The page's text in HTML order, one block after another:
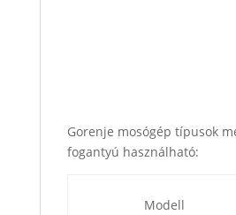
Gorenje mosógép típusok
fogantyú használható:
Modell